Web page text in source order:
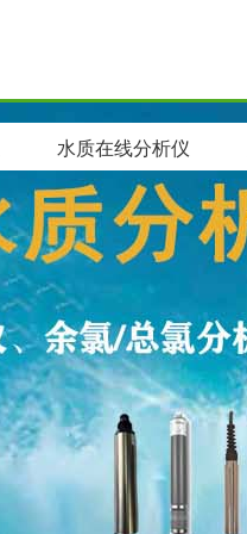
水质在线分析仪